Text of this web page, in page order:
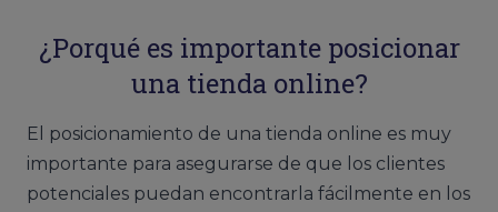
¿Porqué es importante posicionar
una tienda online?
El posicionamiento de una tienda online es muy
importante para asegurarse de que los clientes
potenciales puedan encontrarla fácilmente en los